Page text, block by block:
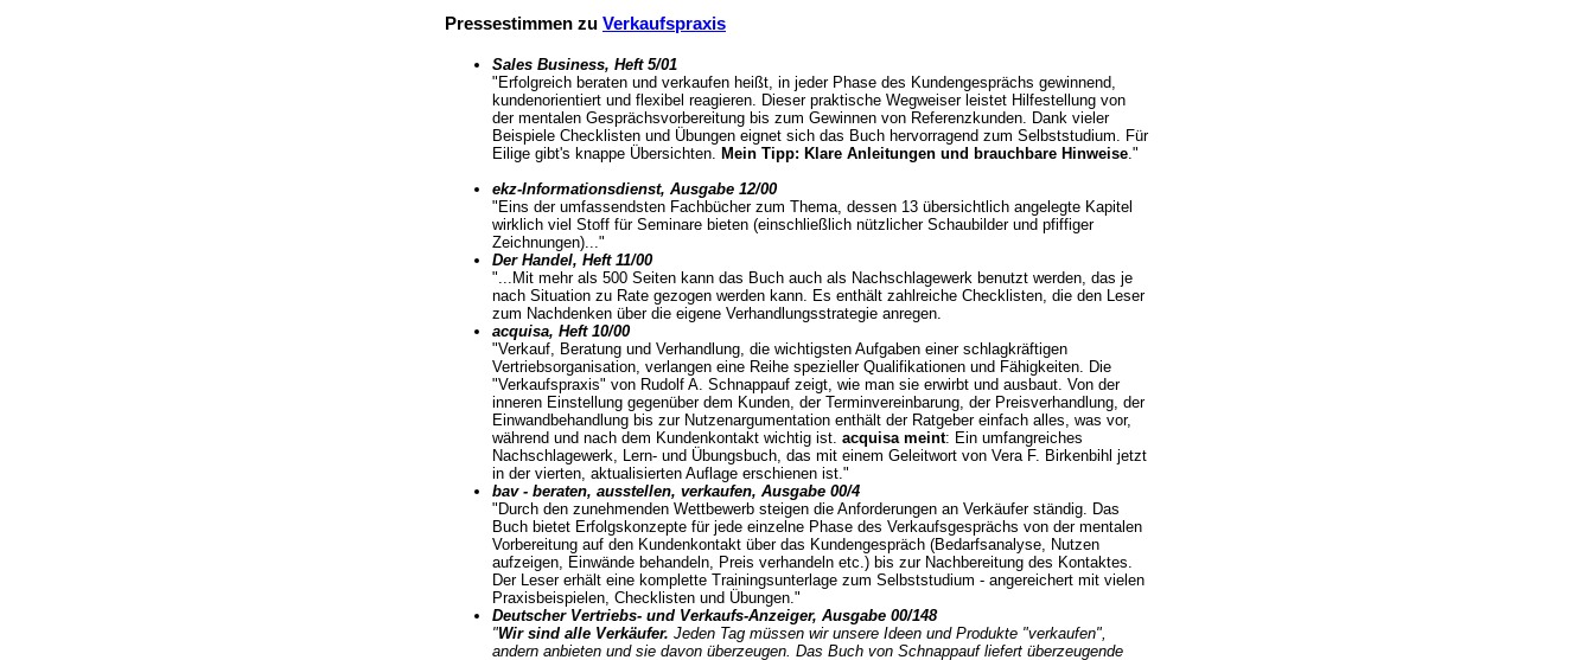
Pressestimmen zu Verkaufspraxis
Sales Business, Heft 5/01
"Erfolgreich beraten und verkaufen heißt, in jeder Phase des Kundengesprächs gewinnend,
kundenorientiert und flexibel reagieren. Dieser praktische Wegweiser leistet Hilfestellung von
der mentalen Gesprächsvorbereitung bis zum Gewinnen von Referenzkunden. Dank vieler
Beispiele Checklisten und Übungen eignet sich das Buch hervorragend zum Selbststudium. Für
Eilige gibt's knappe Übersichten. Mein Tipp: Klare Anleitungen und brauchbare Hinweise."
ekz-Informationsdienst, Ausgabe 12/00
"Eins der umfassendsten Fachbücher zum Thema, dessen 13 übersichtlich angelegte Kapitel
wirklich viel Stoff für Seminare bieten (einschließlich nützlicher Schaubilder und pfiffiger
Zeichnungen)..."
Der Handel, Heft 11/00
"...Mit mehr als 500 Seiten kann das Buch auch als Nachschlagewerk benutzt werden, das je
nach Situation zu Rate gezogen werden kann. Es enthält zahlreiche Checklisten, die den Leser
zum Nachdenken über die eigene Verhandlungsstrategie anregen.
acquisa, Heft 10/00
"Verkauf, Beratung und Verhandlung, die wichtigsten Aufgaben einer schlagkräftigen
Vertriebsorganisation, verlangen eine Reihe spezieller Qualifikationen und Fähigkeiten. Die
"Verkaufspraxis" von Rudolf A. Schnappauf zeigt, wie man sie erwirbt und ausbaut. Von der
inneren Einstellung gegenüber dem Kunden, der Terminvereinbarung, der Preisverhandlung, der
Einwandbehandlung bis zur Nutzenargumentation enthält der Ratgeber einfach alles, was vor,
während und nach dem Kundenkontakt wichtig ist. acquisa meint: Ein umfangreiches
Nachschlagewerk, Lern- und Übungsbuch, das mit einem Geleitwort von Vera F. Birkenbihl jetzt
in der vierten, aktualisierten Auflage erschienen ist."
bav - beraten, ausstellen, verkaufen, Ausgabe 00/4
"Durch den zunehmenden Wettbewerb steigen die Anforderungen an Verkäufer ständig. Das
Buch bietet Erfolgskonzepte für jede einzelne Phase des Verkaufsgesprächs von der mentalen
Vorbereitung auf den Kundenkontakt über das Kundengespräch (Bedarfsanalyse, Nutzen
aufzeigen, Einwände behandeln, Preis verhandeln etc.) bis zur Nachbereitung des Kontaktes.
Der Leser erhält eine komplette Trainingsunterlage zum Selbststudium - angereichert mit vielen
Praxisbeispielen, Checklisten und Übungen."
Deutscher Vertriebs- und Verkaufs-Anzeiger, Ausgabe 00/148
"Wir sind alle Verkäufer. Jeden Tag müssen wir unsere Ideen und Produkte "verkaufen",
andern anbieten und sie davon überzeugen. Das Buch von Schnappauf liefert überzeugende